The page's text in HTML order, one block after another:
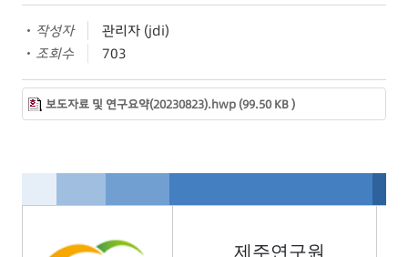
작성자
관리자 (jdi)
조회수
703
보도자료 및 연구요약(20230823).hwp (99.50 KB )
제주연구원